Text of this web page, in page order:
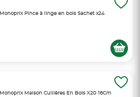
Monoprix Pince à linge en bois Sachet x24
Monoprix Maison Cuillères En Bois X20 16Cm